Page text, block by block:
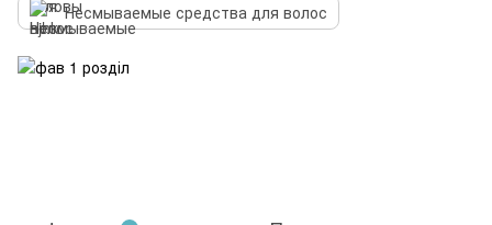
Несмываемые средства для волос